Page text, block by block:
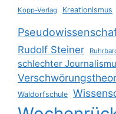
Kopp-Verlag Kreationismus
Rudolf Steiner
schlechter
Waldorfschule